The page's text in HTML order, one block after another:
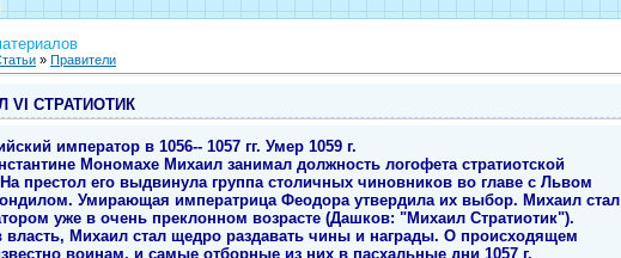
» Правители
VI СТРАТИОТИК
император в 1056-- 1057 гг. Умер 1059 г.
Мономахе Михаил занимал должность логофета стратиотской
престол его выдвинула группа столичных чиновников во главе с Львом
Умирающая императрица Феодора утвердила их выбор. Михаил стал
уже в очень преклонном возрасте (Дашков: "Михаил Стратиотик").
власть, Михаил стал щедро раздавать чины и награды. О происходящем
воинам, и самые отборные из них в пасхальные дни 1057 г.